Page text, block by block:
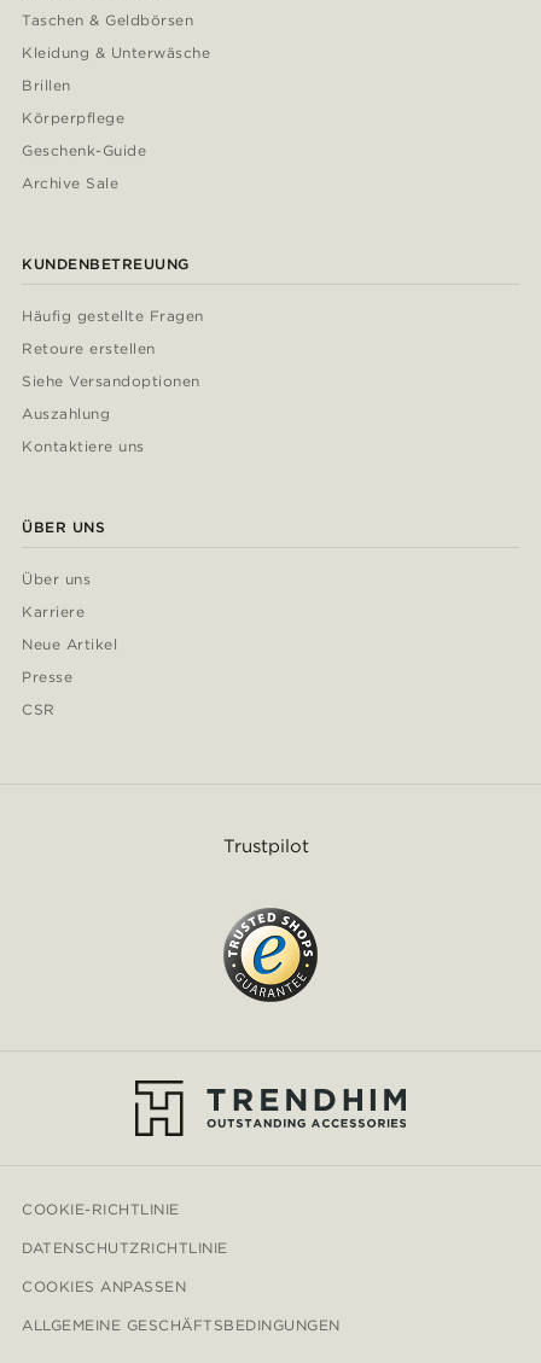
Taschen & Geldbörsen
Kleidung & Unterwäsche
Brillen
Körperpflege
Geschenk-Guide
Archive Sale
KUNDENBETREUUNG
Häufig gestellte Fragen
Retoure erstellen
Siehe Versandoptionen
Auszahlung
Kontaktiere uns
ÜBER UNS
Über uns
Karriere
Neue Artikel
Presse
CSR
Trustpilot
COOKIE-RICHTLINIE
DATENSCHUTZRICHTLINIE
COOKIES ANPASSEN
ALLGEMEINE GESCHÄFTSBEDINGUNGEN